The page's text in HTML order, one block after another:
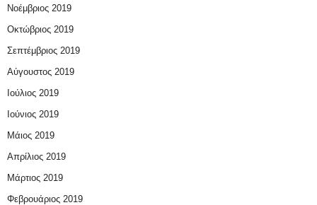
Νοέμβριος 2019
Οκτώβριος 2019
Σεπτέμβριος 2019
Αύγουστος 2019
Ιούλιος 2019
Ιούνιος 2019
Μάιος 2019
Απρίλιος 2019
Μάρτιος 2019
Φεβρουάριος 2019